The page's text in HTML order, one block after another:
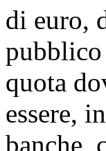
di euro,
quota
essere,
banche,